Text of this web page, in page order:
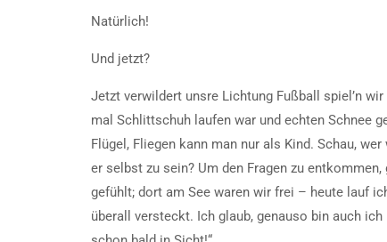
Natürlich!
Und jetzt?
Jetzt verwildert unsre Lichtung Fußball spiel’n
mal Schlittschuh laufen war und echten Schnee
Flügel, Fliegen kann man nur als Kind. Schau,
er selbst zu sein? Um den Fragen zu
gefühlt; dort am See waren wir frei – heute lauf
überall versteckt. Ich glaub, genauso bin auch